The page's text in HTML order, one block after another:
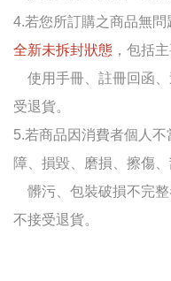
4.若您所訂購之商品無問
全新未拆封狀態 ，包括
使用手冊、註冊回函、
受退貨。
5.若商品因消費者個人
障、損毀、磨損、擦傷、
髒污、包裝破損不完整
不接受退貨。